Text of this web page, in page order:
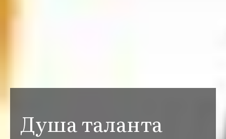
Душа таланта